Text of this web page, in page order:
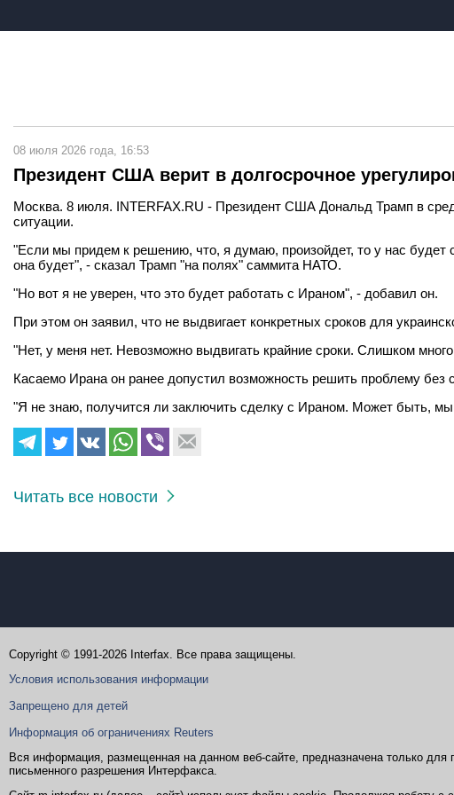
08 июля 2026 года, 16:53
Президент США верит в долгосрочное
Москва. 8 июля. INTERFAX.RU - Президент США Дональд Трамп в
ситуации.
"Если мы придем к решению, что, я думаю, произойдет, то у нас будет
она будет", - сказал Трамп "на полях" саммита НАТО.
"Но вот я не уверен, что это будет работать с Ираном", - добавил он.
При этом он заявил, что не выдвигает конкретных сроков для
"Нет, у меня нет. Невозможно выдвигать крайние сроки. Слишком
Касаемо Ирана он ранее допустил возможность решить проблему без
"Я не знаю, получится ли заключить сделку с Ираном. Может быть,
Читать все новости
Copyright © 1991-2026 Interfax. Все права защищены.
Условия использования информации
Запрещено для детей
Информация об ограничениях Reuters
Вся информация, размещенная на данном веб-сайте, предназначена только
письменного разрешения Интерфакса.